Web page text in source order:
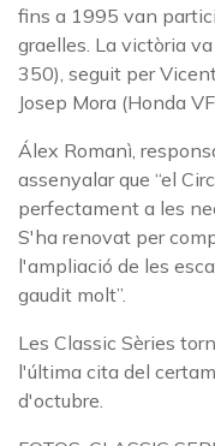
fins a 1995 van
graelles. La victòria
350), seguit per
Josep Mora (Honda
Álex Romanì,
assenyalar que “el
perfectament a les
S'ha renovat per
l'ampliació de les
gaudit molt”.
Les Classic Sèries
l'última cita del
d'octubre.